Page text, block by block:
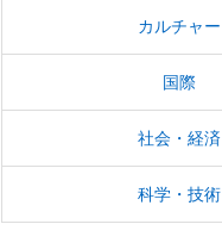
カルチャー
国際
社会・経済
科学・技術